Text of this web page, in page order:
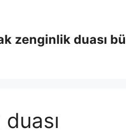
zenginlik duası